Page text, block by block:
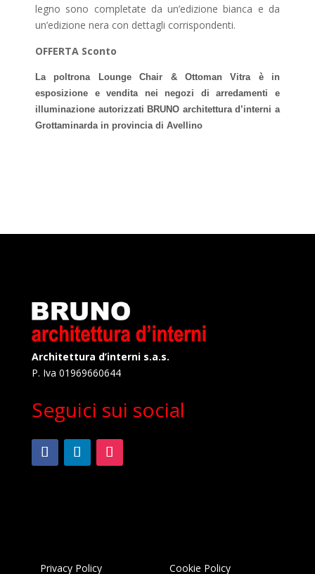
legno sono completate da un’edizione bianca e da
un’edizione nera con dettagli corrispondenti.
OFFERTA Sconto
La poltrona Lounge Chair & Ottoman Vitra è in
esposizione e vendita nei negozi di arredamenti e
illuminazione autorizzati BRUNO architettura d’interni a
Grottaminarda in provincia di Avellino
Architettura d’interni s.a.s.
P. Iva 01969660644
Seguici sui social
Privacy Policy Cookie Policy